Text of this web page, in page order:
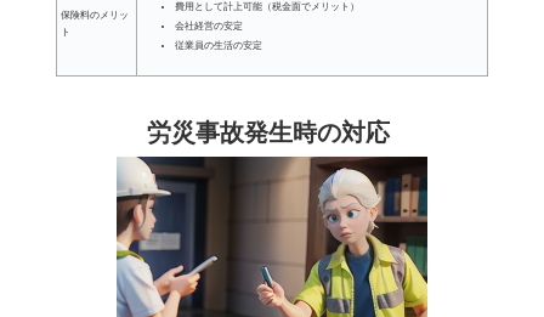
保険料のメリッ
ト
費用として計上可能（税金面でメリット）
会社経営の安定
従業員の生活の安定
労災事故発生時の対応